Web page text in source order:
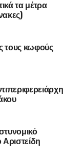
τα μέτρα
τους κωφούς